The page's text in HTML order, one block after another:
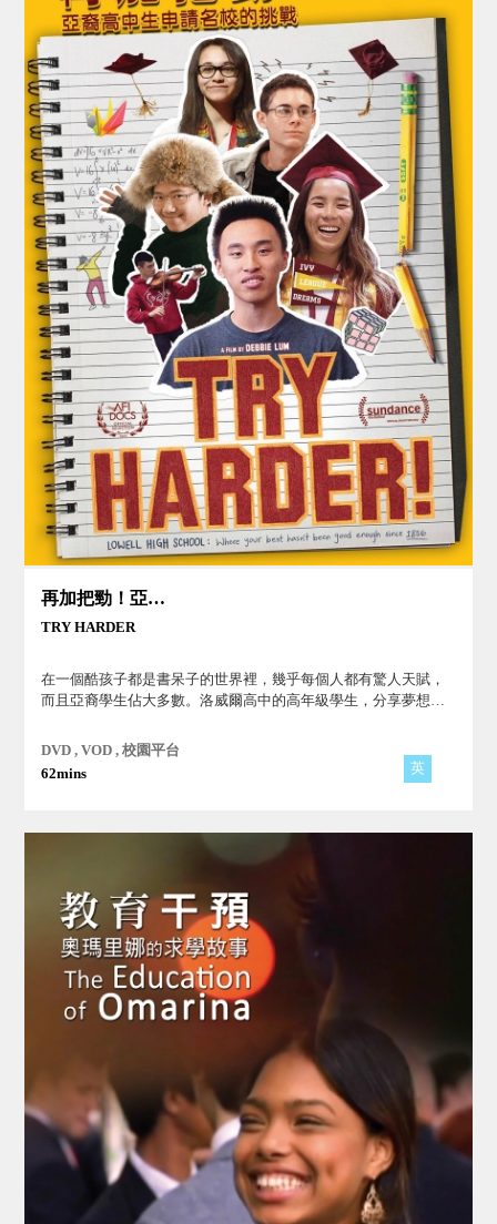
再加把勁！亞裔高中生申請名校的挑戰
TRY HARDER
在一個酷孩子都是書呆子的世界裡，幾乎每個人都有驚人天賦，
而且亞裔學生佔大多數。洛威爾高中的高年級學生，分享夢想和
DVD , VOD , 校園平台
62mins
英